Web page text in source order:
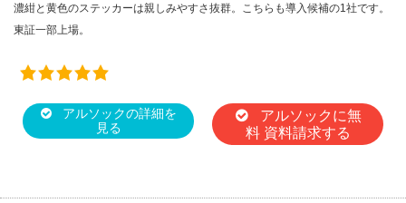
濃紺と黄色のステッカーは親しみやすさ抜群。こちらも導入候補の1社です。
東証一部上場。
アルソックの詳細を
見る
アルソックに無
料 資料請求する